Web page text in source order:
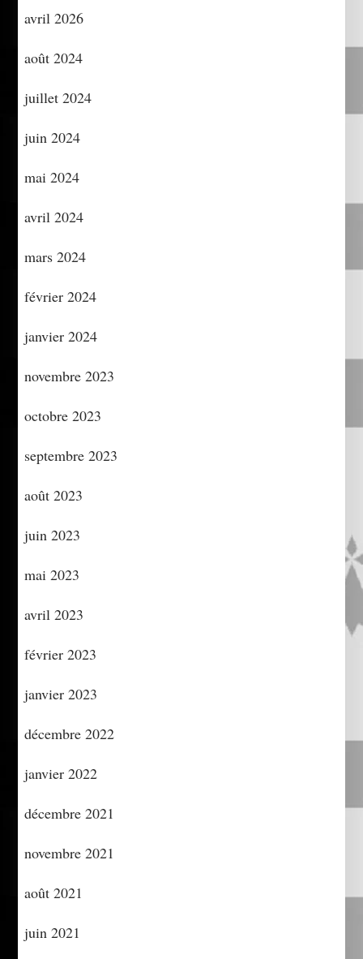
avril 2026
août 2024
juillet 2024
juin 2024
mai 2024
avril 2024
mars 2024
février 2024
janvier 2024
novembre 2023
octobre 2023
septembre 2023
août 2023
juin 2023
mai 2023
avril 2023
février 2023
janvier 2023
décembre 2022
janvier 2022
décembre 2021
novembre 2021
août 2021
juin 2021